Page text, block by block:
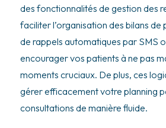
des fonctionnalités de gestion des
faciliter l’organisation des bilans de
de rappels automatiques par SMS
encourager vos patients à ne pas
moments cruciaux. De plus, ces
gérer efficacement votre planning
consultations de manière fluide.